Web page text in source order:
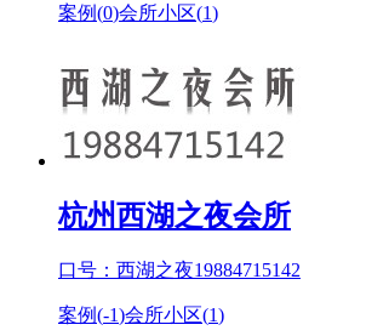
案例(0)会所小区(1)
杭州西湖之夜会所
口号：西湖之夜19884715142
案例(-1)会所小区(1)